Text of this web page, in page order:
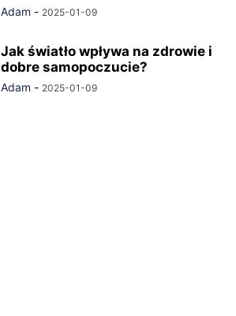
Adam - 2025-01-09
Jak światło wpływa na zdrowie i
dobre samopoczucie?
Adam - 2025-01-09